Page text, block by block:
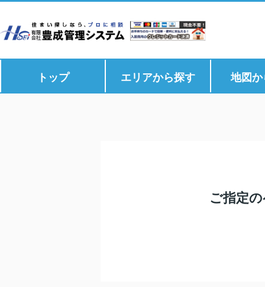
トップ エリアから探す 地図
ご指定